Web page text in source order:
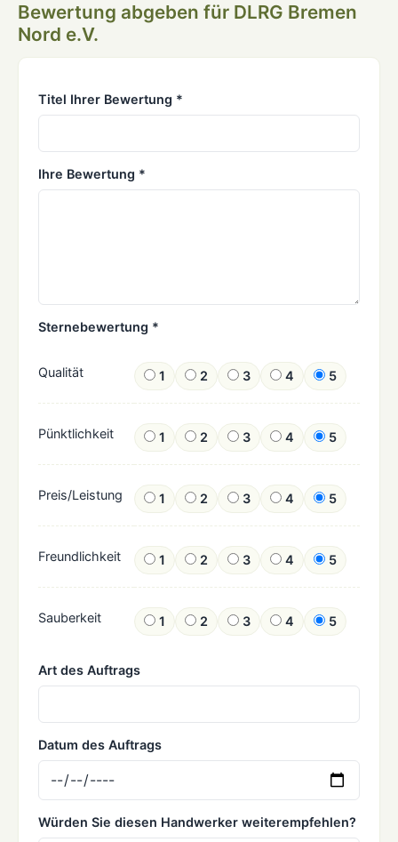
Bewertung abgeben für DLRG Bremen
Nord e.V.
Titel Ihrer Bewertung *
Ihre Bewertung *
Sternebewertung *
Qualität 1 2 3 4 5
Pünktlichkeit 1 2 3 4 5
Preis/Leistung 1 2 3 4 5
Freundlichkeit 1 2 3 4 5
Sauberkeit 1 2 3 4 5
Art des Auftrags
Datum des Auftrags
Würden Sie diesen Handwerker weiterempfehlen?